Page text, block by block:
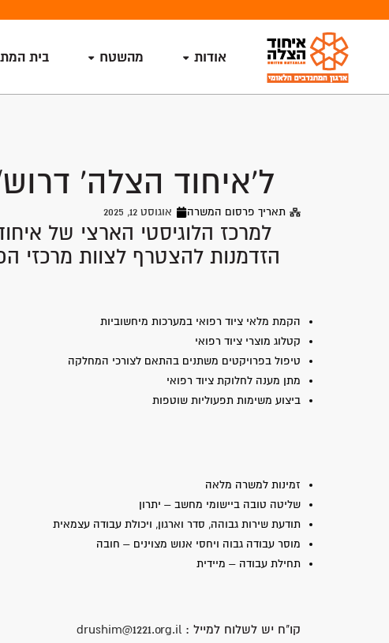
אודות מהשטח בית
ל'איחוד הצלה'
תאריך פרסום המשרה אוגוסט 12, 2025
למרכז הלוגיסטי הארצי של
הזדמנות להצטרף לצוות מרכזי
הקמת מלאי ציוד רפואי במערכות מיחשוביות
קטלוג מוצרי ציוד רפואי
טיפול בפרויקטים משתנים בהתאם לצורכי המחלקה
מתן מענה לחלוקת ציוד רפואי
ביצוע משימות תפעוליות שוטפות
זמינות למשרה מלאה
שליטה טובה ביישומי מחשב – יתרון
תודעת שירות גבוהה, סדר וארגון, ויכולת עבודה עצמאית
מוסר עבודה גבוה ויחסי אנוש מצוינים – חובה
תחילת עבודה – מיידית
קו"ח יש לשלוח למייל : drushim@1221.org.il